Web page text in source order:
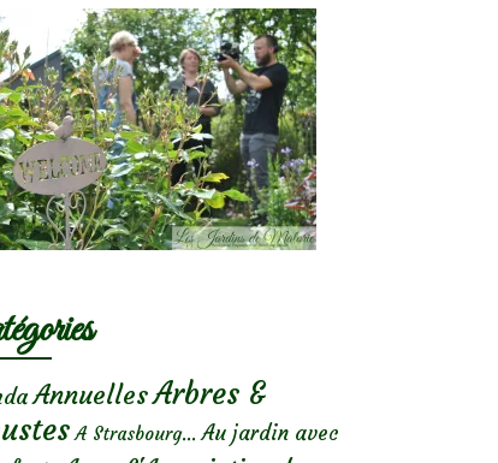
AnnuellesArbres &
A Strasbourg... Au jardin avec